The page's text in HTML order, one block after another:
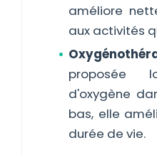
améliore
aux activités
proposée
d'oxygène
bas, elle
durée de vie.